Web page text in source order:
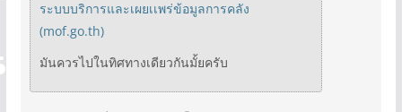
ระบบบริการและเผยเเพร่ข้อมูลการคลัง
(mof.go.th)
มันควรไปในทิศทางเดียวกันมั้ยครับ